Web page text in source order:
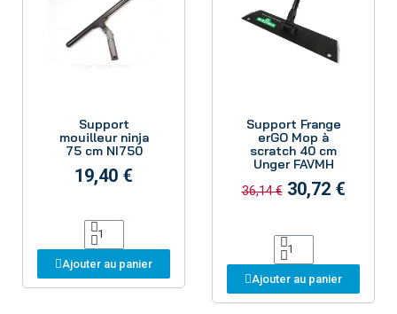
Support
mouilleur ninja
75 cm NI750
19,40 €
Ajouter au panier
Support Frange
erGO Mop à
scratch 40 cm
Unger FAVMH
36,14 € 30,72 €
Ajouter au panier